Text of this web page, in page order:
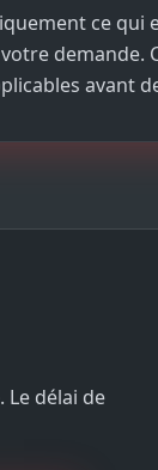
ce qui
demande.
avant
délai de